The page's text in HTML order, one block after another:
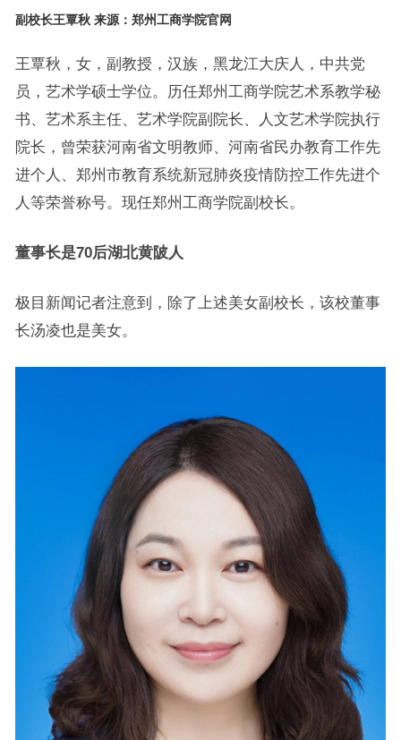
副校长王覃秋 来源：郑州工商学院官网
王覃秋，女，副教授，汉族，黑龙江大庆人，中共党
员，艺术学硕士学位。历任郑州工商学院艺术系教学秘
书、艺术系主任、艺术学院副院长、人文艺术学院执行
院长，曾荣获河南省文明教师、河南省民办教育工作先
进个人、郑州市教育系统新冠肺炎疫情防控工作先进个
人等荣誉称号。现任郑州工商学院副校长。
董事长是70后湖北黄陂人
极目新闻记者注意到，除了上述美女副校长，该校董事
长汤凌也是美女。